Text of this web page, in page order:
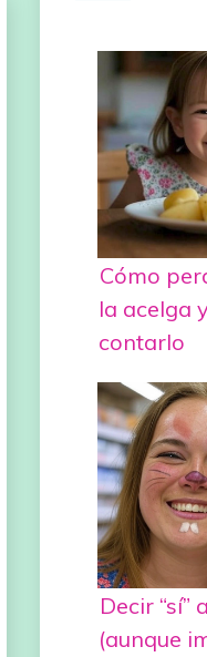
Cómo
la acelga
contarlo
Decir “sí”
(aunque